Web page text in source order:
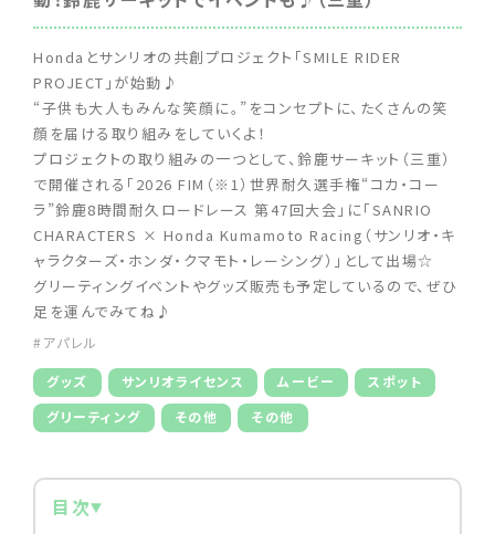
Hondaとサンリオの共創プロジェクト「SMILE RIDER
PROJECT」が始動♪
“子供も大人もみんな笑顔に。”をコンセプトに、たくさんの笑
顔を届ける取り組みをしていくよ！
プロジェクトの取り組みの一つとして、鈴鹿サーキット（三重）
で開催される「2026 FIM（※1）世界耐久選手権“コカ・コー
ラ”鈴鹿8時間耐久ロードレース 第47回大会」に「SANRIO
CHARACTERS × Honda Kumamoto Racing（サンリオ・キ
ャラクターズ・ホンダ・クマモト・レーシング）」として出場☆
グリーティングイベントやグッズ販売も予定しているので、ぜひ
足を運んでみてね♪
#アパレル
グッズ サンリオライセンス ムービー
スポット
グリーティング
その他 その他
目次